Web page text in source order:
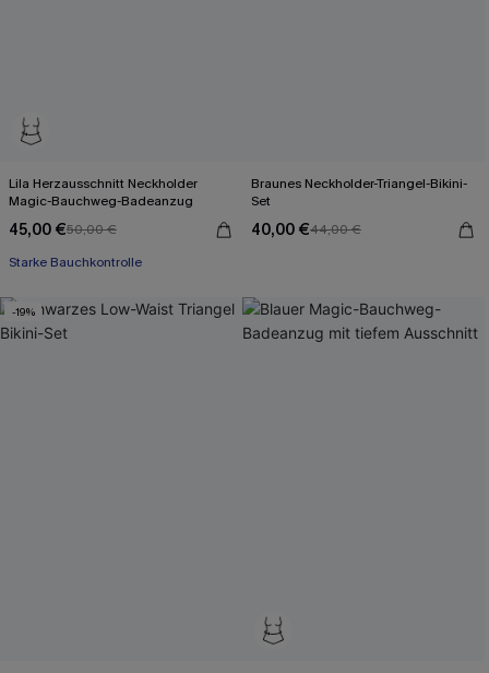
Lila Herzausschnitt Neckholder
Magic-Bauchweg-Badeanzug
45,00 €50,00 €
Starke Bauchkontrolle
Braunes Neckholder-Triangel-Bikini-
Set
40,00 €44,00 €
-19%